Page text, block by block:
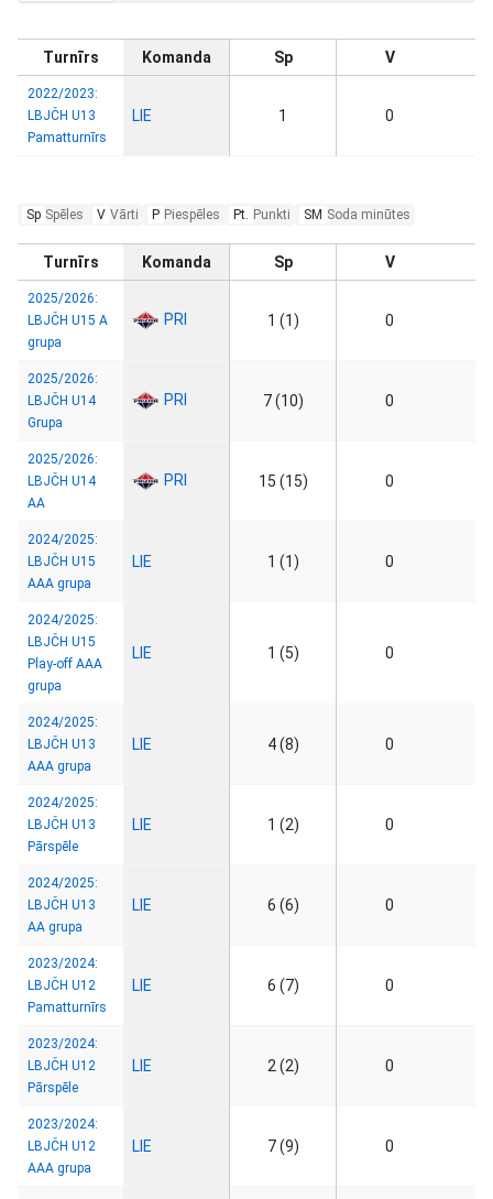
Turnīrs Komanda Sp V
2022/2023:
LBJČH U13
Pamatturnīrs
LIE 1 0
Sp Spēles V Vārti P Piespēles Pt. Punkti SM Soda minūtes
Turnīrs Komanda Sp V
2025/2026:
LBJČH U15 A
grupa
PRI 1 (1) 0
2025/2026:
LBJČH U14
Grupa
PRI 7 (10) 0
2025/2026:
LBJČH U14
AA
PRI 15 (15) 0
2024/2025:
LBJČH U15
AAA grupa
LIE 1 (1) 0
2024/2025:
LBJČH U15
Play-off AAA
grupa
LIE 1 (5) 0
2024/2025:
LBJČH U13
AAA grupa
LIE 4 (8) 0
2024/2025:
LBJČH U13
Pārspēle
LIE 1 (2) 0
2024/2025:
LBJČH U13
AA grupa
LIE 6 (6) 0
2023/2024:
LBJČH U12
Pamatturnīrs
LIE 6 (7) 0
2023/2024:
LBJČH U12
Pārspēle
LIE 2 (2) 0
2023/2024:
LBJČH U12
AAA grupa
LIE 7 (9) 0